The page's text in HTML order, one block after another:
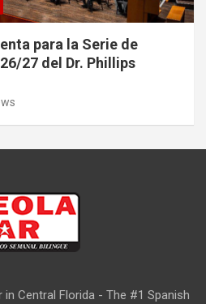
para la Serie de
27 del Dr. Phillips
Central Florida - The #1 Spanish